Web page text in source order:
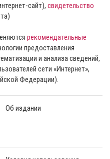
сайт), свидетельство
рекомендательные
предоставления
и анализа сведений,
сети «Интернет»,
Федерации).
Об издании